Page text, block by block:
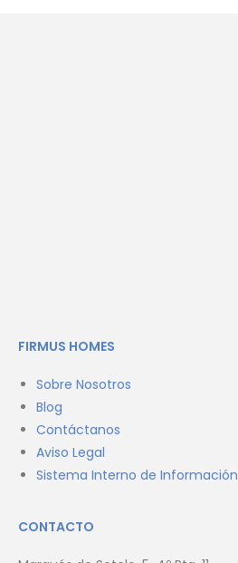
FIRMUS HOMES
Sobre Nosotros
Blog
Contáctanos
Aviso Legal
Sistema Interno de Información
CONTACTO